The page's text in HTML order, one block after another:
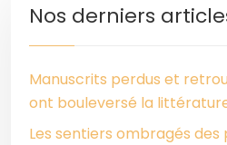
Nos derniers
Manuscrits perdus et
ont bouleversé la
Les sentiers ombragés